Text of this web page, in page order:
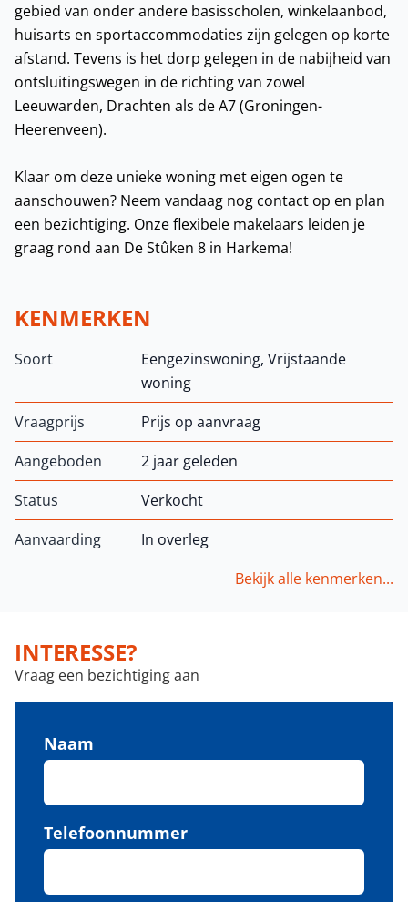
gebied van onder andere basisscholen, winkelaanbod,
huisarts en sportaccommodaties zijn gelegen op korte
afstand. Tevens is het dorp gelegen in de nabijheid van
ontsluitingswegen in de richting van zowel
Leeuwarden, Drachten als de A7 (Groningen-
Heerenveen).
Klaar om deze unieke woning met eigen ogen te
aanschouwen? Neem vandaag nog contact op en plan
een bezichtiging. Onze flexibele makelaars leiden je
graag rond aan De Stûken 8 in Harkema!
KENMERKEN
Soort
Eengezinswoning, Vrijstaande
woning
Vraagprijs
Prijs op aanvraag
Aangeboden
2 jaar geleden
Status
Verkocht
Aanvaarding
In overleg
Bekijk alle kenmerken...
INTERESSE?
Vraag een bezichtiging aan
Naam
Telefoonnummer